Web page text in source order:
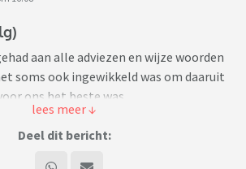
aan alle adviezen en wijze woorden
soms ook ingewikkeld was om daaruit
ons het beste was.
allemaal weer erg ingewikkeld.
haar opleiding. Woont bij vriend.
Deel dit bericht: